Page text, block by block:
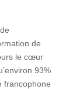
de
le cœur
93%
francophone